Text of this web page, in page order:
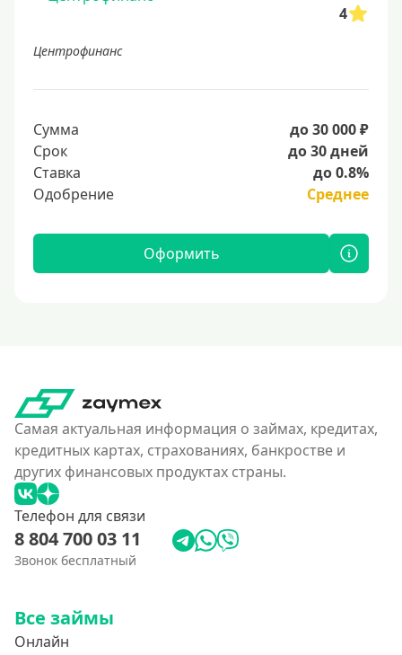
4
Центрофинанс
Сумма
до 30 000 ₽
Срок
до 30 дней
Ставка
до 0.8%
Одобрение
Среднее
Оформить
Самая актуальная информация о займах, кредитах,
кредитных картах, страхованиях, банкростве и
других финансовых продуктах страны.
Телефон для связи
8 804 700 03 11
Звонок бесплатный
Все займы
Онлайн